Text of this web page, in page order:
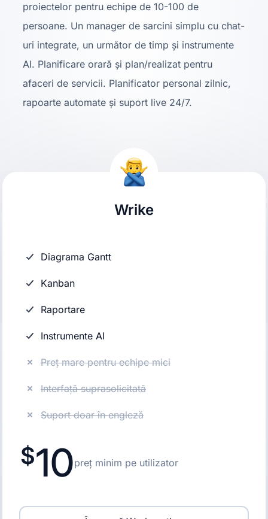
proiectelor pentru echipe de 10-100 de
persoane. Un manager de sarcini simplu cu chat-
uri integrate, un următor de timp și instrumente
AI. Planificare orară și plan/realizat pentru
afaceri de servicii. Planificator personal zilnic,
rapoarte automate și suport live 24/7.
Wrike
Diagrama Gantt
Kanban
Raportare
Instrumente AI
Preț mare pentru echipe mici
Interfață suprasolicitată
Suport doar în engleză
10preț minim pe utilizator